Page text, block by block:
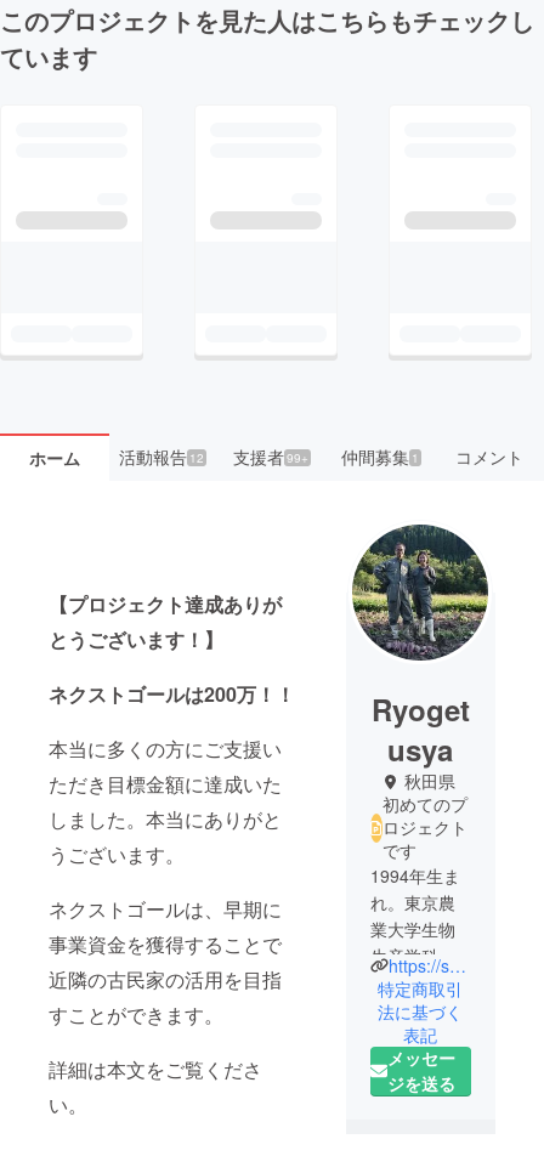
このプロジェクトを見た人はこちらもチェックし
ています
ホーム 活動報告12 支援者99+ 仲間募集 1 コメント
【プロジェクト達成ありが
とうございます！】
ネクストゴールは200万！！
本当に多くの方にご支援い
ただき目標金額に達成いた
しました。本当にありがと
うございます。
ネクストゴールは、早期に
事業資金を獲得することで
近隣の古民家の活用を目指
すことができます。
詳細は本文をご覧くださ
い。
Ryoget
usya
秋田県
初めてのプ
ロジェクト
です
1994年生ま
れ。東京農
業大学生物
生産学科
卒。
幼少期に父
親が脱サラ
し田舎へ移
住したこと
https://shop.ryogetusya.com
特定商取引
法に基づく
表記
メッセー
ジを送る